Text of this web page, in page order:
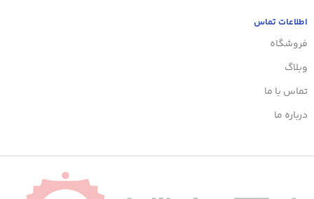
اطلاعات تماس
فروشگاه
وبلاگ
تماس با ما
درباره ما